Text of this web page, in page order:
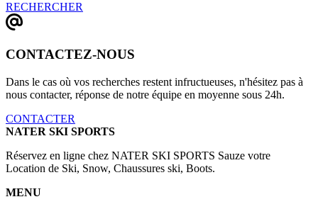
RECHERCHER
CONTACTEZ-NOUS
Dans le cas où vos recherches restent infructueuses, n'hésitez pas à
nous contacter, réponse de notre équipe en moyenne sous 24h.
CONTACTER
NATER SKI SPORTS
Réservez en ligne chez NATER SKI SPORTS Sauze votre
Location de Ski, Snow, Chaussures ski, Boots.
MENU